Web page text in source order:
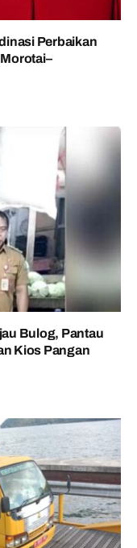
Perbaikan
Bulog, Pantau
Kios Pangan